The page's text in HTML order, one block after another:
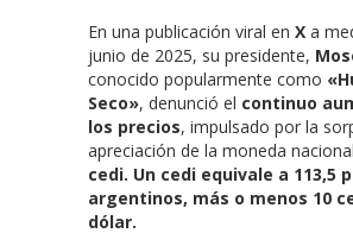
En una publicación viral en X a
junio de 2025, su presidente,
conocido popularmente como
Seco», denunció el continuo
los precios, impulsado por la
apreciación de la moneda
cedi. Un cedi equivale a 113,5
argentinos, más o menos 10
dólar.